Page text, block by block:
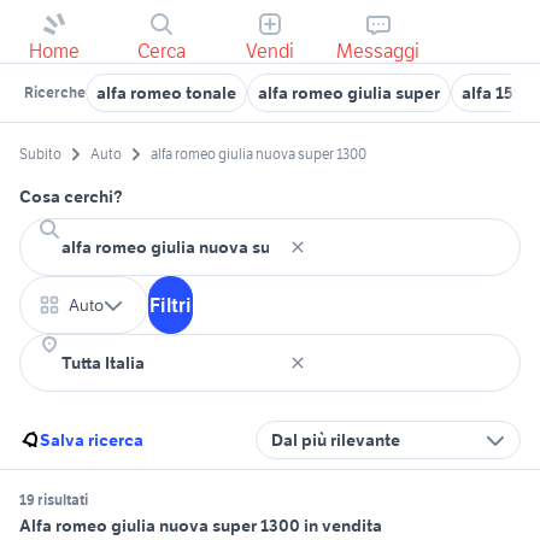
Home Cerca Vendi Messaggi
Ricerche alfa romeo tonale alfa romeo giulia super alfa 159
Subito Auto alfa romeo giulia nuova super 1300
Cosa cerchi?
Auto Filtri
Salva ricerca Dal più rilevante
19 risultati
Alfa romeo giulia nuova super 1300 in vendita